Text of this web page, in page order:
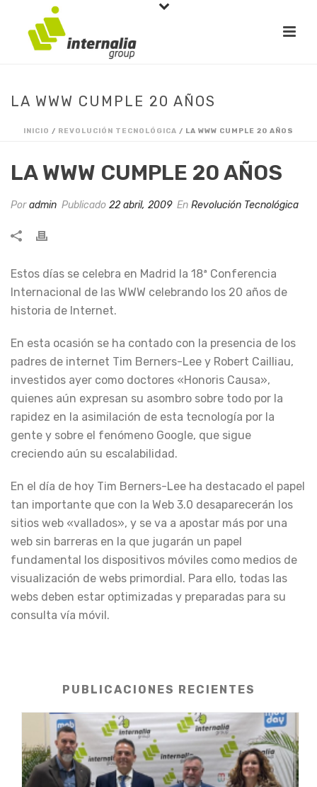
LA WWW CUMPLE 20 AÑOS
INICIO / REVOLUCIÓN TECNOLÓGICA / LA WWW CUMPLE 20 AÑOS
LA WWW CUMPLE 20 AÑOS
Poradmin Publicado 22 abril, 2009 En Revolución Tecnológica
Estos días se celebra en Madrid la 18ª Conferencia
Internacional de las WWW celebrando los 20 años de
historia de Internet.
En esta ocasión se ha contado con la presencia de los
padres de internet Tim Berners-Lee y Robert Cailliau,
investidos ayer como doctores «Honoris Causa»,
quienes aún expresan su asombro sobre todo por la
rapidez en la asimilación de esta tecnología por la
gente y sobre el fenómeno Google, que sigue
creciendo aún su escalabilidad.
En el día de hoy Tim Berners-Lee ha destacado el papel
tan importante que con la Web 3.0 desaparecerán los
sitios web «vallados», y se va a apostar más por una
web sin barreras en la que jugarán un papel
fundamental los dispositivos móviles como medios de
visualización de webs primordial. Para ello, todas las
webs deben estar optimizadas y preparadas para su
consulta vía móvil.
PUBLICACIONES RECIENTES